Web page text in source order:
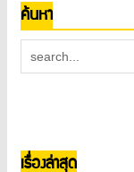
ค้นหา
เรื่องล่าสุด